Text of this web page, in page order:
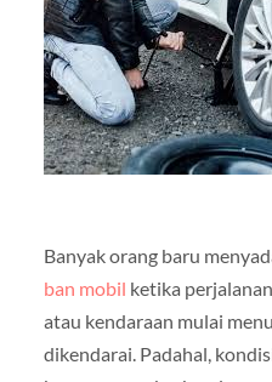
Banyak orang baru
ban mobil ketika
atau kendaraan mulai
dikendarai. Padahal,